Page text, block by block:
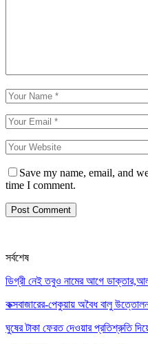
Save my name, email, and
time I comment.
সর্বশেষ
ডিগ্রী নেই তবুও নামের আগে
কক্সবাজারের-পেকুয়ায় অবৈধ বালু
ঘুষের টাকা ফেরত দেওয়ার প্রতিশ্রুতি